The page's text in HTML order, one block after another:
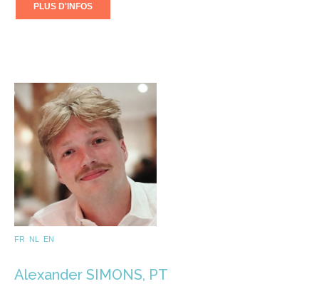
PLUS D'INFOS
FR NL EN
Alexander SIMONS, PT